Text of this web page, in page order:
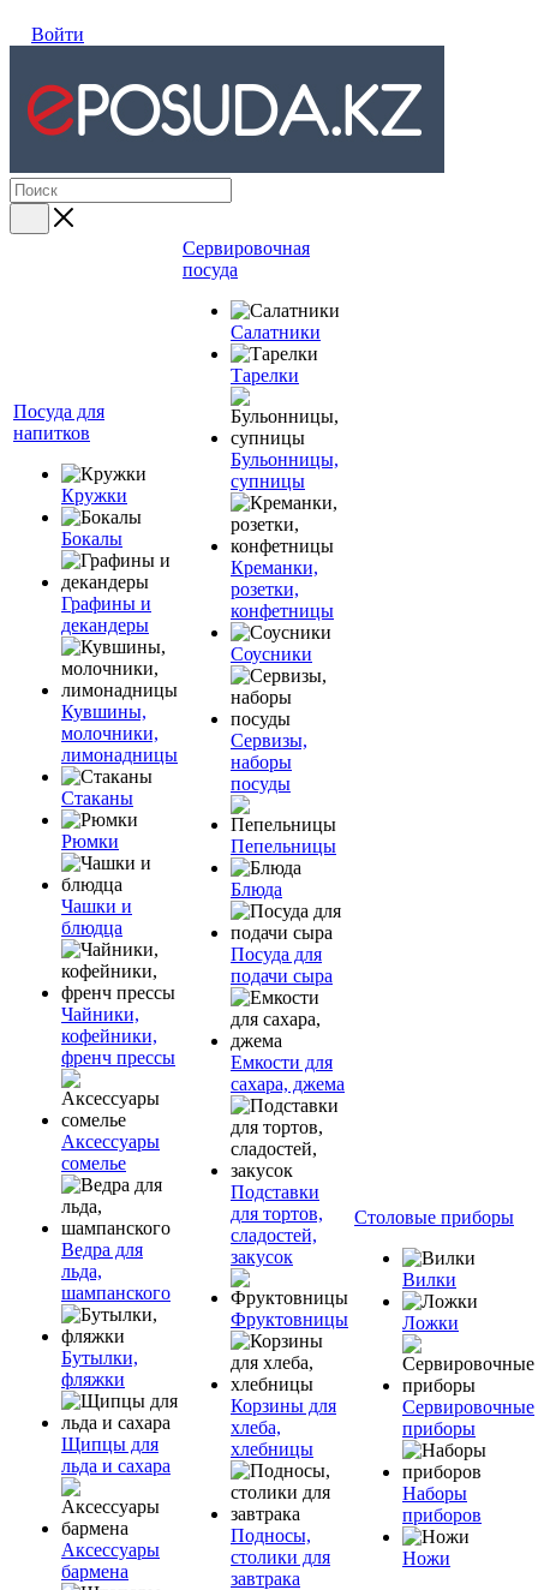
Войти
Посуда для
напитков
Кружки
Бокалы
Графины и
декандеры
Кувшины,
молочники,
лимонадницы
Стаканы
Рюмки
Чашки и
блюдца
Чайники,
кофейники,
френч прессы
Аксессуары
сомелье
Ведра для
льда,
шампанского
Бутылки,
фляжки
Щипцы для
льда и сахара
Аксессуары
бармена
Сервировочная
посуда
Салатники
Тарелки
Бульонницы,
супницы
Креманки,
розетки,
конфетницы
Соусники
Сервизы,
наборы
посуды
Пепельницы
Блюда
Посуда для
подачи сыра
Емкости для
сахара, джема
Подставки
для тортов,
сладостей,
закусок
Фруктовницы
Корзины для
хлеба,
хлебницы
Подносы,
столики для
завтрака
Столовые приборы
Вилки
Ложки
Сервировочные
приборы
Наборы
приборов
Ножи